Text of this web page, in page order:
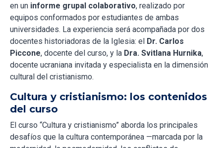
en un informe grupal colaborativo, realizado por
equipos conformados por estudiantes de ambas
universidades. La experiencia será acompañada por dos
docentes historiadoras de la Iglesia: el Dr. Carlos
Piccone, docente del curso, y la Dra. Svitlana Hurnika,
docente ucraniana invitada y especialista en la dimensión
cultural del cristianismo.
Cultura y cristianismo: los contenidos
del curso
El curso “Cultura y cristianismo” aborda los principales
desafíos que la cultura contemporánea —marcada por la